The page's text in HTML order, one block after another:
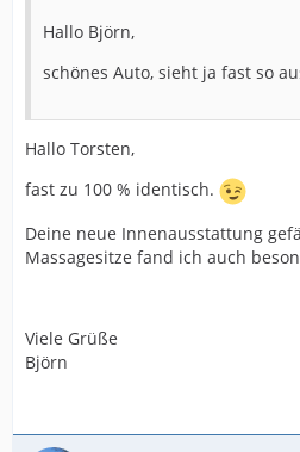
Hallo Björn,
schönes Auto, sieht ja fast so
Hallo Torsten,
fast zu 100 % identisch.
Deine neue Innenausstattung
Massagesitze fand ich auch
Viele Grüße
Björn